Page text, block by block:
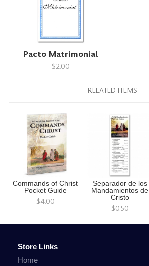
Pacto Matrimonial
$2.00
RELATED ITEMS
Commands of Christ
Pocket Guide
$4.00
Separador de los
Mandamientos de
Cristo
$0.50
Store Links
Home